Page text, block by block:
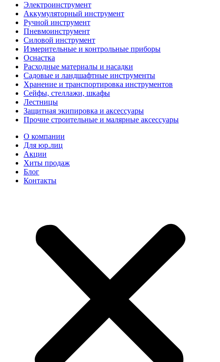
Электроинструмент
Аккумуляторный инструмент
Ручной инструмент
Пневмоинструмент
Силовой инструмент
Измерительные и контрольные приборы
Оснастка
Расходные материалы и насадки
Садовые и ландшафтные инструменты
Хранение и транспортировка инструментов
Сейфы, стеллажи, шкафы
Лестницы
Защитная экипировка и аксессуары
Прочие строительные и малярные аксессуары
О компании
Для юр.лиц
Акции
Хиты продаж
Блог
Контакты